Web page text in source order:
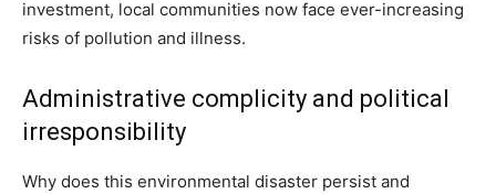
investment, local communities now face ever-increasing
risks of pollution and illness.
Administrative complicity and political
irresponsibility
Why does this environmental disaster persist and